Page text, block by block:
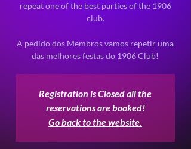
repeat one of the best parties of the 1906
club.
A pedido dos Membros vamos repetir uma
Registration is Closed all the
reservations are booked!
Go back to the website.